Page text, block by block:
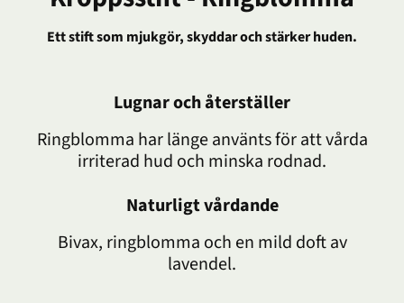
Ett stift som mjukgör, skyddar och stärker huden.
Lugnar och återställer
Ringblomma har länge använts för att vårda
irriterad hud och minska rodnad.
Naturligt vårdande
Bivax, ringblomma och en mild doft av
lavendel.